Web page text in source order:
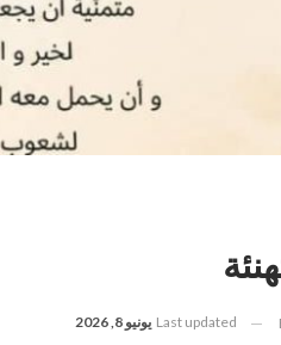
Last updated يونيو 8, 2026